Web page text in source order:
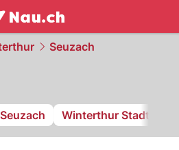
NAU.ch
Seuzach
Seuzach Winterthur Stadt